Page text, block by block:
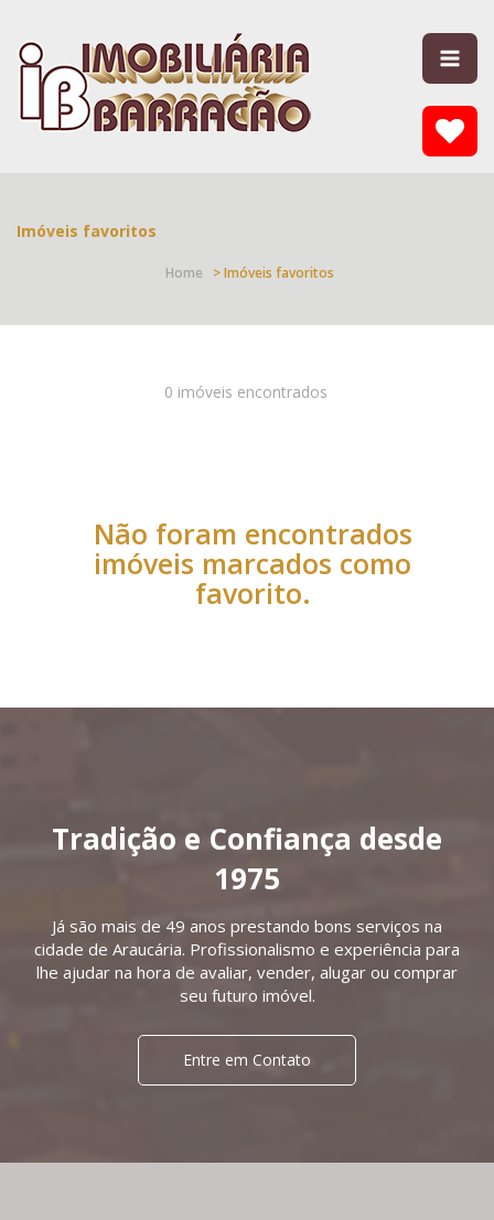
Imóveis favoritos
Home > Imóveis favoritos
0 imóveis encontrados
Não foram encontrados
imóveis marcados como
favorito.
Tradição e Confiança desde
1975
Já são mais de 49 anos prestando bons serviços na
cidade de Araucária. Profissionalismo e experiência para
lhe ajudar na hora de avaliar, vender, alugar ou comprar
seu futuro imóvel.
Entre em Contato